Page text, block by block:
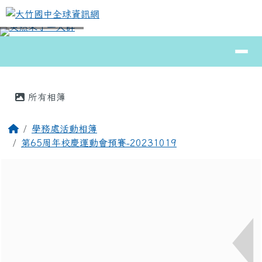
跳至主內容區
大竹國中全球資訊網
⏸
所有相簿
回首頁學務處活動相簿
第65周年校慶運動會預賽-20231019